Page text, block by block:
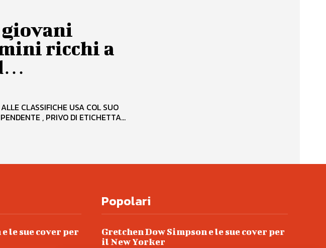
ricchi a
CLASSIFICHE USA COL SUO
OF RICHMOND”. E’ UN INDIPENDENTE , PRIVO DI ETICHETTA...
le sue cover per
Popolari
Gretchen Dow Simpson e le sue cover per
il New Yorker